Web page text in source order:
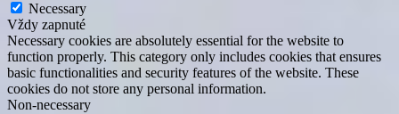
Necessary
Vždy zapnuté
Necessary cookies are absolutely essential for the website to
function properly. This category only includes cookies that ensures
basic functionalities and security features of the website. These
cookies do not store any personal information.
Non-necessary